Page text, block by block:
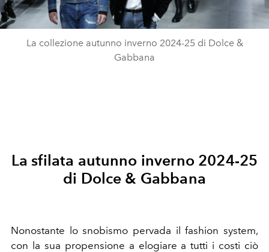
La collezione autunno inverno 2024-25 di Dolce &
Gabbana
La sfilata autunno inverno 2024-25
di Dolce & Gabbana
Nonostante lo snobismo pervada il fashion system,
con la sua propensione a elogiare a tutti i costi ciò